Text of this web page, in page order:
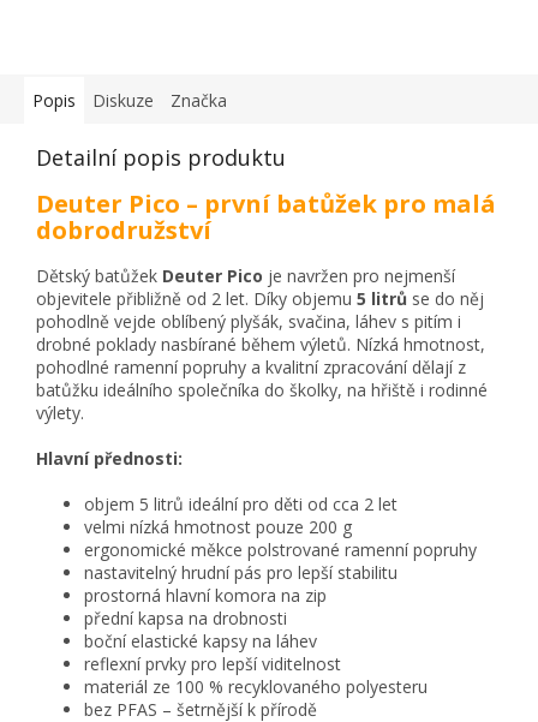
Popis Diskuze Značka
Detailní popis produktu
Deuter Pico – první batůžek pro malá
dobrodružství
Dětský batůžek Deuter Pico je navržen pro nejmenší
objevitele přibližně od 2 let. Díky objemu 5 litrů se do něj
pohodlně vejde oblíbený plyšák, svačina, láhev s pitím i
drobné poklady nasbírané během výletů. Nízká hmotnost,
pohodlné ramenní popruhy a kvalitní zpracování dělají z
batůžku ideálního společníka do školky, na hřiště i rodinné
výlety.
Hlavní přednosti:
objem 5 litrů ideální pro děti od cca 2 let
velmi nízká hmotnost pouze 200 g
ergonomické měkce polstrované ramenní popruhy
nastavitelný hrudní pás pro lepší stabilitu
prostorná hlavní komora na zip
přední kapsa na drobnosti
boční elastické kapsy na láhev
reflexní prvky pro lepší viditelnost
materiál ze 100 % recyklovaného polyesteru
bez PFAS – šetrnější k přírodě